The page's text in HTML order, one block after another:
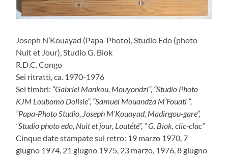
Joseph N’Kouayad (Papa-Photo), Studio Edo (photo
Nuit et Jour), Studio G. Biok
R.D.C. Congo
Sei ritratti, ca. 1970-1976
Sei timbri: “Gabriel Mankou, Mouyondzi”, “Studio Photo
KJM Loubomo Dolisie”, “Samuel Mouandza M’Fouati “,
“Papa-Photo Studio, Joseph M’Kouayad, Madingou-gare”,
“Studio photo edo, Nuit et jour, Loutété”, “ G. Biok, clic-clac”
Cinque date stampate sul retro: 19 marzo 1970, 7
giugno 1974, 21 giugno 1975, 23 marzo, 1976, 8 giugno